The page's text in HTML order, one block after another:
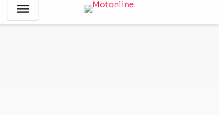
menu
Notícias -Top10 motos do GTA que lembram